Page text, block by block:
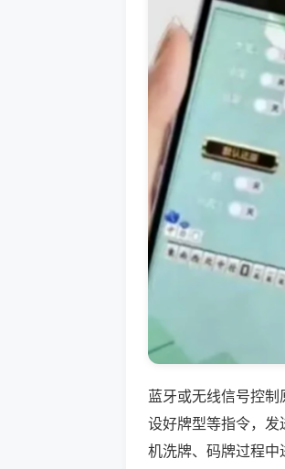
蓝牙或无线信号控
设好牌型等指令，
机洗牌、码牌过程中